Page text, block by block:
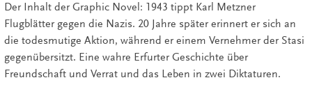
Der Inhalt der Graphic Novel: 1943 tippt Karl Metzner
Flugblätter gegen die Nazis. 20 Jahre später erinnert er sich an
die todesmutige Aktion, während er einem Vernehmer der Stasi
gegenübersitzt. Eine wahre Erfurter Geschichte über
Freundschaft und Verrat und das Leben in zwei Diktaturen.